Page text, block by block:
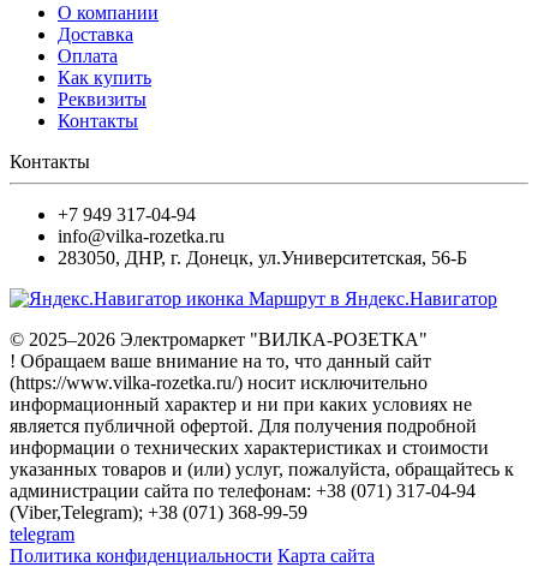
О компании
Доставка
Оплата
Как купить
Реквизиты
Контакты
Контакты
+7 949 317-04-94
info@vilka-rozetka.ru
283050, ДНР, г. Донецк, ул.Университетская, 56-Б
Маршрут в Яндекс.Навигатор
© 2025–2026 Электромаркет "ВИЛКА-РОЗЕТКА"
! Обращаем ваше внимание на то, что данный сайт
(https://www.vilka-rozetka.ru/) носит исключительно
информационный характер и ни при каких условиях не
является публичной офертой. Для получения подробной
информации о технических характеристиках и стоимости
указанных товаров и (или) услуг, пожалуйста, обращайтесь к
администрации сайта по телефонам: +38 (071) 317-04-94
(Viber,Telegram); +38 (071) 368-99-59
telegram
Политика конфиденциальности Карта сайта